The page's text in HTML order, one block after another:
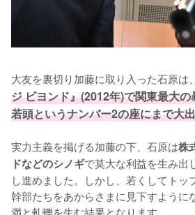
大友を裏切り加藤に取り入った石原は、
ジ ビヨンド』(2012年)で関東最大
若頭というナンバー2の座にまで大
実力主義を掲げる加藤の下、石原は株
ドなどのシノギで莫大な利益を生み出
し進めました。しかし、若くしてトッ
幹部たちをあからさまに見下すように
満と軋轢を生む結果となります。